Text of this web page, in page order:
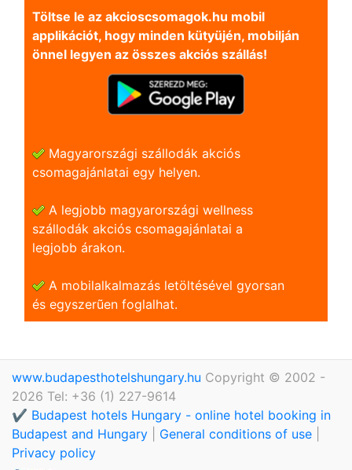
Töltse le az akcioscsomagok.hu mobil
applikációt, hogy minden kütyüjén, mobilján
önnel legyen az összes akciós szállás!
Magyarországi szállodák akciós
csomagajánlatai egy helyen.
A legjobb magyarországi wellness
szállodák akciós csomagajánlatai a
legjobb árakon.
A mobilalkalmazás letöltésével gyorsan
és egyszerũen foglalhat.
www.budapesthotelshungary.hu Copyright © 2002 -
2026 Tel: +36 (1) 227-9614
✔️ Budapest hotels Hungary - online hotel booking in
Budapest and Hungary
General conditions of use
Privacy policy